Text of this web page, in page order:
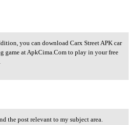
you can download
you can download Carx Street APK car
game at ApkCima.Com to play in your free
the post relevant to my subject area.